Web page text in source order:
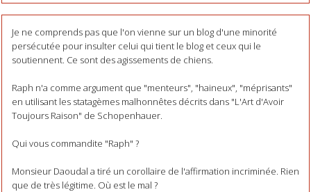
Je ne comprends pas que l'on vienne sur un blog d'une minorité
persécutée pour insulter celui qui tient le blog et ceux qui le
soutiennent. Ce sont des agissements de chiens.
Raph n'a comme argument que "menteurs", "haineux", "méprisants"
en utilisant les statagèmes malhonnêtes décrits dans "L'Art d'Avoir
Toujours Raison" de Schopenhauer.
Qui vous commandite "Raph" ?
Monsieur Daoudal a tiré un corollaire de l'affirmation incriminée. Rien
que de très légitime. Où est le mal ?